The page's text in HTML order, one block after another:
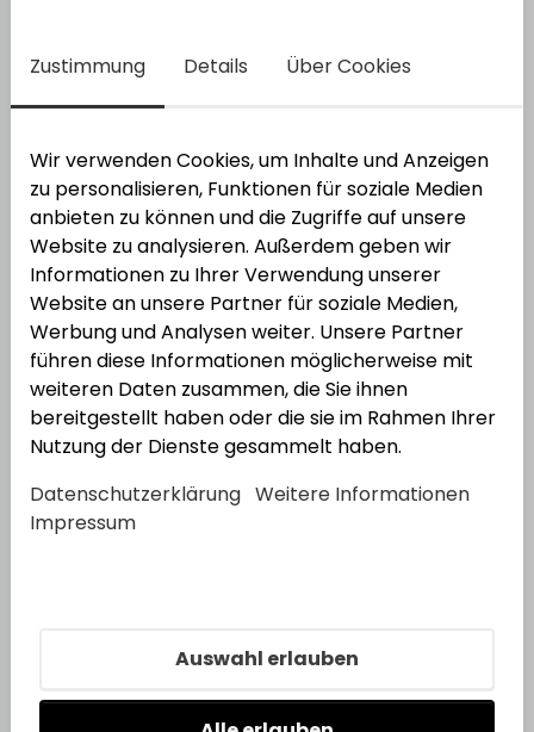
Wer ist die VON DER HEYDT GmbH?
Die VON DER HEYDT GmbH ist ein technischer
Großhändler und Produktionsverbindungshandel mit
Hauptsitz in Speyer und Standorten in Kaiserslautern
und Mainz.
Wann wurde das Unternehmen
gegründet?
Die Ursprünge des Unternehmens reichen bis in das
Jahr 1880 zurück.
Welche Produkte bietet VON DER
den Bereichen Beschlagtechnik,
Sicherheitstechnik, Befestigungstechnik,
Zustimmung Details Über Cookies
Wir verwenden Cookies, um Inhalte und Anzeigen
zu personalisieren, Funktionen für soziale Medien
anbieten zu können und die Zugriffe auf unsere
Website zu analysieren. Außerdem geben wir
Informationen zu Ihrer Verwendung unserer
Website an unsere Partner für soziale Medien,
Werbung und Analysen weiter. Unsere Partner
führen diese Informationen möglicherweise mit
weiteren Daten zusammen, die Sie ihnen
bereitgestellt haben oder die sie im Rahmen Ihrer
Nutzung der Dienste gesammelt haben.
Datenschutzerklärung Weitere Informationen
Impressum
Auswahl erlauben